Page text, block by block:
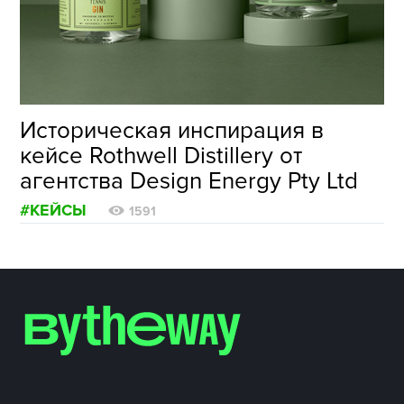
Историческая инспирация в
кейсе Rothwell Distillery от
агентства Design Energy Pty Ltd
#КЕЙСЫ 1591
ФОТОГРАФИЯ
ИСТОРИИ БРЕНДОВ
О ПРОЕКТЕ
РЕКЛАМА